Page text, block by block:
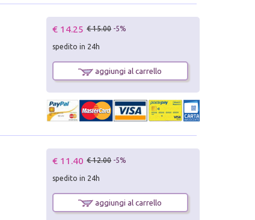
€ 14.25 € 15.00 -5%
spedito in 24h
aggiungi al carrello
€ 11.40 € 12.00 -5%
spedito in 24h
aggiungi al carrello